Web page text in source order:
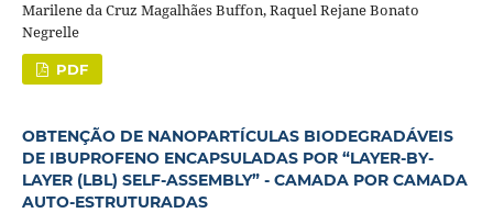
Marilene da Cruz Magalhães Buffon, Raquel Rejane Bonato
Negrelle
PDF
OBTENÇÃO DE NANOPARTÍCULAS BIODEGRADÁVEIS
DE IBUPROFENO ENCAPSULADAS POR “LAYER-BY-
LAYER (LBL) SELF-ASSEMBLY” - CAMADA POR CAMADA
AUTO-ESTRUTURADAS